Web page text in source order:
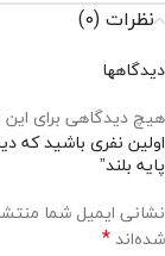
نظرات (0)
دیدگاهها
هیچ دیدگاهی برای
پایه بلند”
نشانی ایمیل شما
شده‌اند*